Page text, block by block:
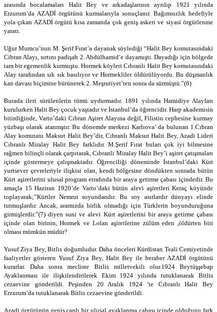
arasında bocalamaları Halit Bey ve arkadaşlarının ayrılıp 1921 yılında
Erzurum’da AZADİ örgütünü kurmalarıyla sonuçlanır. Bağımsızlık hedefiyle
yola çıkan AZADİ örgütü kısa zamanda çok geniş askeri ve siyasi örgütlenme
yaratı.
Uğur Mumcu’nun M. Şerif Fırat’a dayanak söylediği “Halit Bey komutasındaki
Cibran Alayı, sırtını padişah 2. Abdülhamid’e dayamıştı. Dayadığı için bölgede
tam bir egemenlik kurmuştu. Hormek köyleri Cıbranlı Halit Bey komutasındaki
Alay tarafından sık sık basılıyor ve Hormekliler öldürülüyordu. Bu düşmanlık
kan davası biçimine bürünerek 2. Meşrutiyet’ten sonra da sürmüştü.”(6)
Burada ileri sürülenlerin tümü uydurmadır. 1891 yılında Hamidiye Alayları
kurulurken Halit Bey çocuk yaştadır ve İstanbul’da öğrencidir. Harp akademisin
bitirdiğinde, Varto’daki Cıbran Aşiret Alayına değil, Filistin cephesine kurmay
yüzbaşı olarak atanmştır. Bu dönemde merkezi Karlıova’ da bulunan 1.Cıbran
Alay komutanı Maksut Halit Bey’dir, Cıbranlı Maksut Halit Bey, Azadi Lideri
Cıbranlı Miralay Halit Bey farklıdır. M.Şerif Fırat buları çok iyi bilmesine
rağmen bilinçli olarak çarpıtarak, Cıbranlı Miralay Halit Bey’i aşiret çatışmaları
içinde göstermeye çalışmaktadır. Öğrenciliği döneminde İstanbul’daki Kürt
yurtsever çevreleriyle ilişkisi olan, kendi bölgesine döndükten sonrada bütün
Kürt aşiretlerini ulusal program etrafında bir araya getirme çabası içindedir. Bu
amaçla 15 Haziran 1920’de Varto’daki bütün alevi aşiretleri Keraç köyünde
toplayarak;”Kürtler Nemrut soyundandır. Bu soy asırlardır dünyayı elinde
tutmuşlardır. Ancak, aramızda birlik olmadığı için Türklerin boyunduruğuna
girmişlerdir.”(7) diyen suni ve alevi Kürt aşiretlerini bir araya getirme çabası
içinde olan birinin, Hormek ve Lolan aşiretlerine zülüm eden ,öldürten biri
olması mümkün müdür?
Yusuf Ziya Bey, Bitlis doğumludur. Daha önceleri Kürdistan Teali Cemiyetinde
faaliyetler gösteren Yusuf Ziya Bey, Halit Bey ile beraber AZADİ örgütünü
kurarlar. Daha sonra mecliste Bitlis milletvekili olur.1924 Beytüşşebap
Ayaklanması ile ilişkilendirilerek Ekim 1924 yılında tutuklanarak Bitlis
cezaevine gönderildi. Peşinden 20 Aralık 1924 ‘te Cıbranlı Halit Bey
Erzurum’da tutuklanarak Bitlis cezaevine gönderildi.
Azadi örgütünün geniş çaplı bir ulusal ayaklanma çabası içinde olduğunu fark